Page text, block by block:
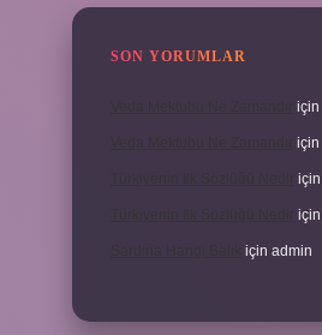
SON YORUMLAR
için
için
için
için
için admin